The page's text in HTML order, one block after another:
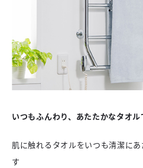
いつもふんわり、あたたかなタオル
肌に触れるタオルをいつも清潔に
す